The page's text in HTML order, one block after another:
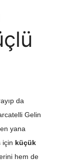
da
Gelin
yana
için küçük
hem de